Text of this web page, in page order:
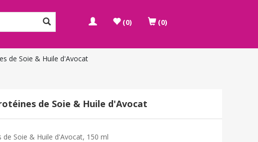
(0) (0)
de Soie & Huile d'Avocat
de Soie & Huile d'Avocat
de Soie & Huile d'Avocat, 150 ml